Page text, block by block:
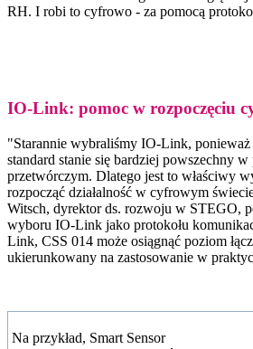
RH. I robi to cyfrowo - za pomocą
IO-Link: pomoc w rozpoczęciu
"Starannie wybraliśmy IO-Link, ponieważ
standard stanie się bardziej powszechny w
przetwórczym. Dlatego jest to właściwy
rozpocząć działalność w cyfrowym
Witsch, dyrektor ds. rozwoju w STEGO,
wyboru IO-Link jako protokołu
Link, CSS 014 może osiągnąć poziom
ukierunkowany na zastosowanie w
Na przykład, Smart Sensor